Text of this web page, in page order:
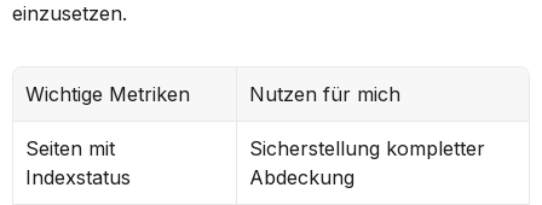
einzusetzen.
Wichtige Metriken Nutzen für mich
Seiten mit
Indexstatus
Sicherstellung kompletter
Abdeckung